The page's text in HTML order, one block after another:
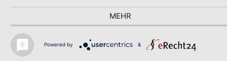
MEHR
Powered by &